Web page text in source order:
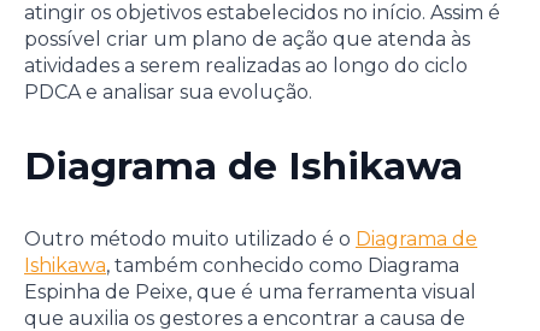
atingir os objetivos estabelecidos no início. Assim é
possível criar um plano de ação que atenda às
atividades a serem realizadas ao longo do ciclo
PDCA e analisar sua evolução.
Diagrama de Ishikawa
Outro método muito utilizado é o Diagrama de
Ishikawa, também conhecido como Diagrama
Espinha de Peixe, que é uma ferramenta visual
que auxilia os gestores a encontrar a causa de